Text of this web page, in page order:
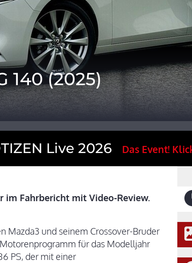
140 (2025)
Live 2026 Das Event!
im Fahrbericht mit Video-Review.
Mazda3 und seinem Crossover-Bruder
für das Modelljahr
PS, der mit einer